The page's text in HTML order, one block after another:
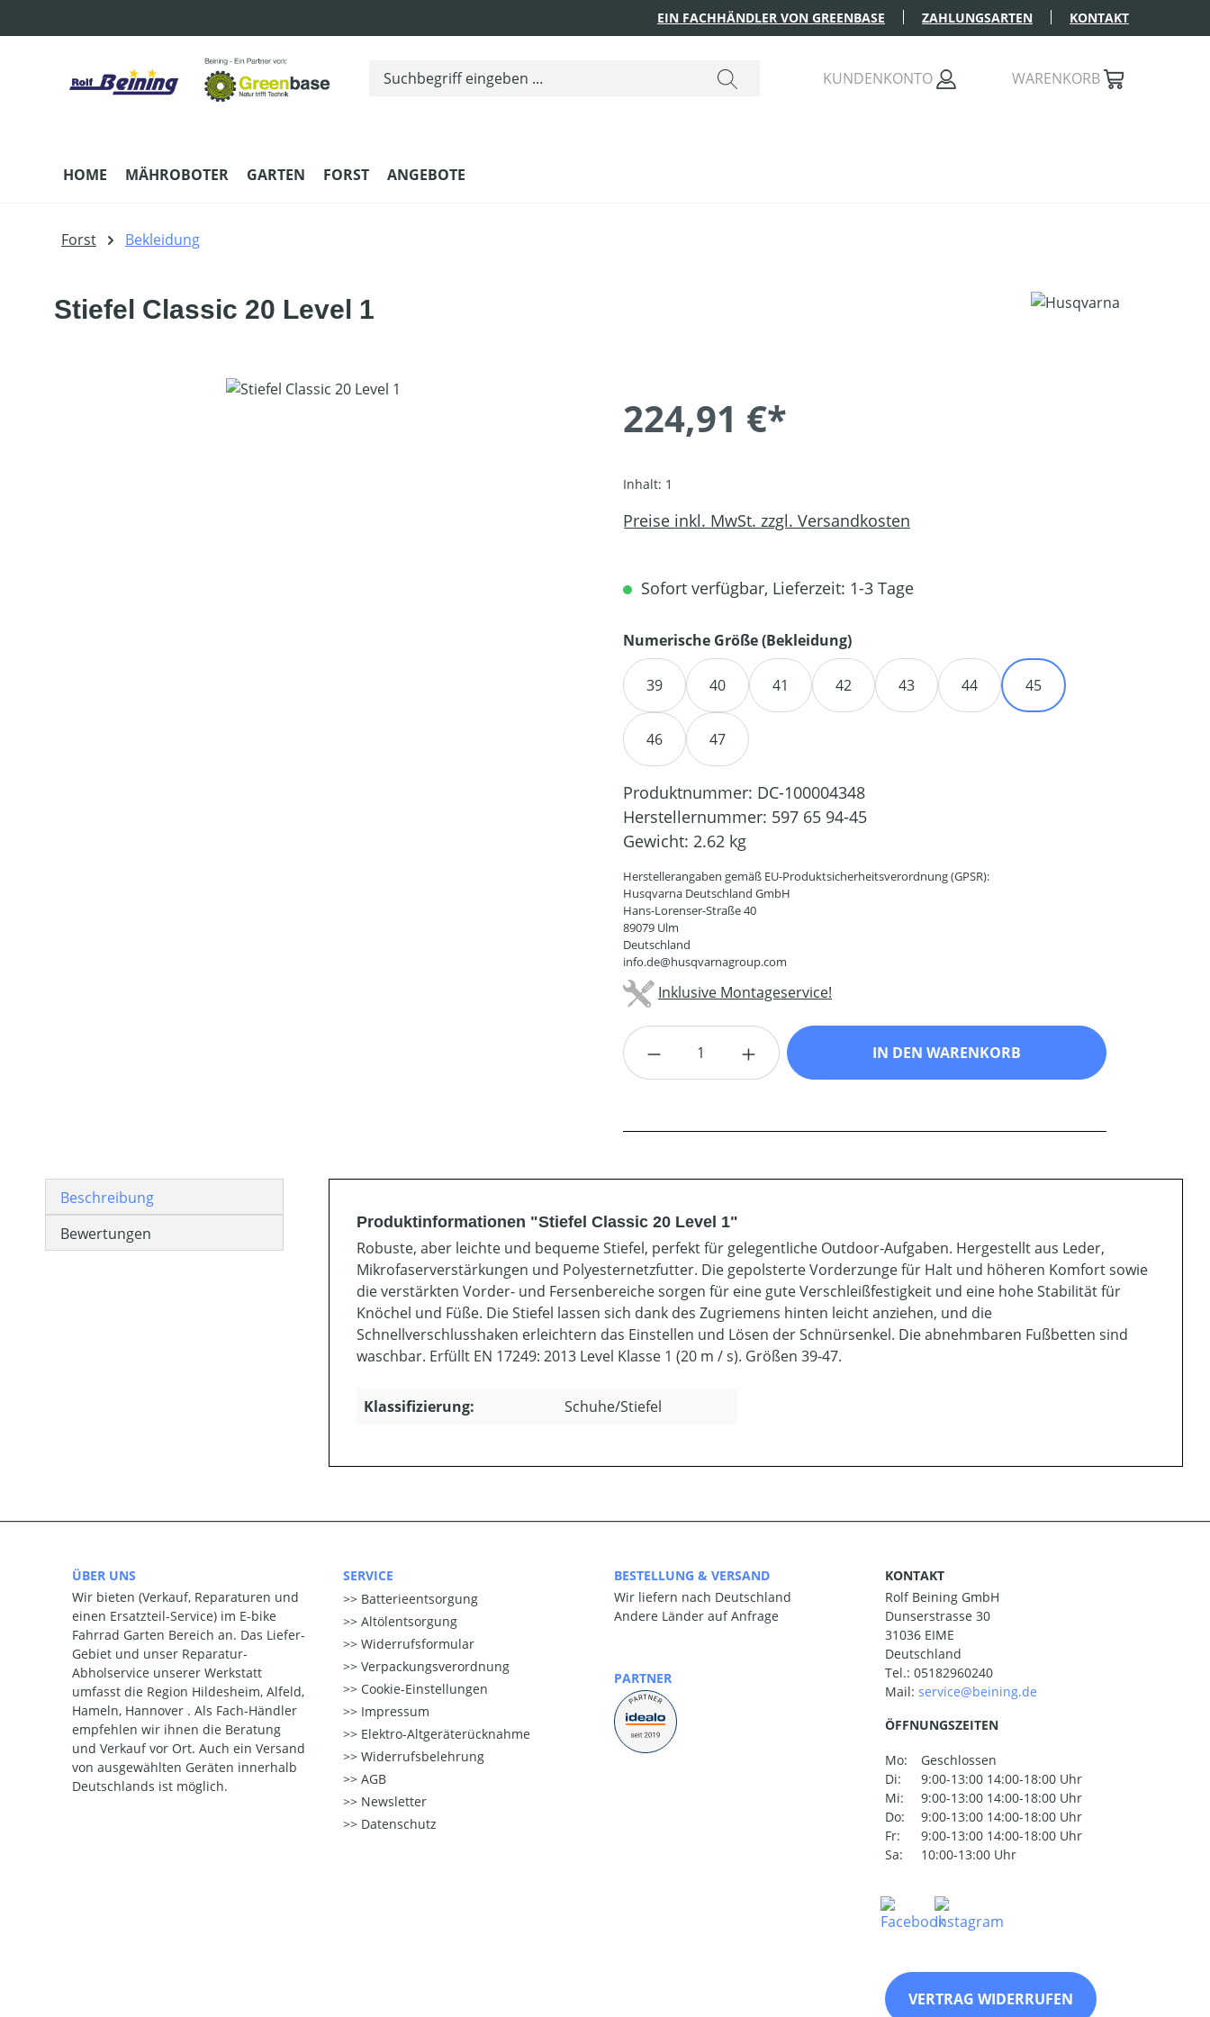
EIN FACHHÄNDLER VON GREENBASE ZAHLUNGSARTEN KONTAKT
KUNDENKONTO WARENKORB
HOME MÄHROBOTER GARTEN FORST ANGEBOTE
Forst Bekleidung
Stiefel Classic 20 Level 1
224,91 €*
Inhalt: 1
Preise inkl. MwSt. zzgl. Versandkosten
Sofort verfügbar, Lieferzeit: 1-3 Tage
Numerische Größe (Bekleidung)auswählen
39 40 41 42 43 44 45
46 47
Produktnummer: DC-100004348
Herstellernummer: 597 65 94-45
Gewicht: 2.62 kg
Herstellerangaben gemäß EU-Produktsicherheitsverordnung (GPSR):
Husqvarna Deutschland GmbH
Hans-Lorenser-Straße 40
89079 Ulm
Deutschland
info.de@husqvarnagroup.com
Inklusive Montageservice!
Produkt Anzahl: Gib den gewünschten Wert ein oder
IN DEN WARENKORB
Beschreibung
Bewertungen
Produktinformationen "Stiefel Classic 20 Level 1"
Robuste, aber leichte und bequeme Stiefel, perfekt für gelegentliche Outdoor-Aufgaben. Hergestellt aus Leder,
Mikrofaserverstärkungen und Polyesternetzfutter. Die gepolsterte Vorderzunge für Halt und höheren Komfort sowie
die verstärkten Vorder- und Fersenbereiche sorgen für eine gute Verschleißfestigkeit und eine hohe Stabilität für
Knöchel und Füße. Die Stiefel lassen sich dank des Zugriemens hinten leicht anziehen, und die
Schnellverschlusshaken erleichtern das Einstellen und Lösen der Schnürsenkel. Die abnehmbaren Fußbetten sind
waschbar. Erfüllt EN 17249: 2013 Level Klasse 1 (20 m / s). Größen 39-47.
Klassifizierung: Schuhe/Stiefel
ÜBER UNS
Wir bieten (Verkauf, Reparaturen und
einen Ersatzteil-Service) im E-bike
Fahrrad Garten Bereich an. Das Liefer-
Gebiet und unser Reparatur-
Abholservice unserer Werkstatt
umfasst die Region Hildesheim, Alfeld,
Hameln, Hannover . Als Fach-Händler
empfehlen wir ihnen die Beratung
und Verkauf vor Ort. Auch ein Versand
von ausgewählten Geräten innerhalb
Deutschlands ist möglich.
SERVICE
Batterieentsorgung
Altölentsorgung
Widerrufsformular
Verpackungsverordnung
Cookie-Einstellungen
Impressum
Elektro-Altgeräterücknahme
Widerrufsbelehrung
AGB
Newsletter
Datenschutz
BESTELLUNG & VERSAND
Wir liefern nach Deutschland
Andere Länder auf Anfrage
PARTNER
KONTAKT
Rolf Beining GmbH
Dunserstrasse 30
31036 EIME
Deutschland
Tel.: 05182960240
Mail:
ÖFFNUNGSZEITEN
Mo:
Geschlossen
Di:
9:00-13:00 14:00-18:00 Uhr
Mi:
9:00-13:00 14:00-18:00 Uhr
Do:
9:00-13:00 14:00-18:00 Uhr
Fr:
9:00-13:00 14:00-18:00 Uhr
Sa:
10:00-13:00 Uhr
VERTRAG WIDERRUFEN